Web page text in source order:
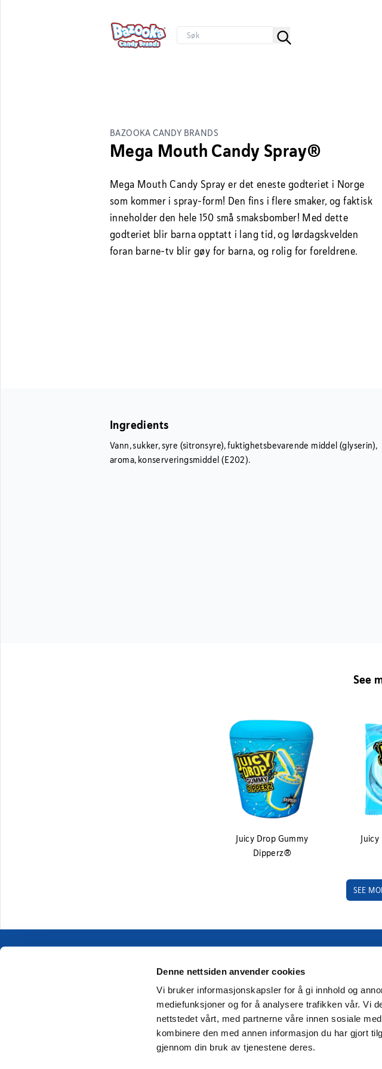
Denne nettsiden anvender cookies
Vi bruker informasjonskapsler for å gi innhold og
mediefunksjoner og for å analysere trafikken vår. Vi
nettstedet vårt, med partnerne våre innen sosiale
kombinere den med annen informasjon du har gjort
gjennom din bruk av tjenestene deres.
BAZOOKA CANDY BRANDS
Mega Mouth Candy Spray®
Mega Mouth Candy Spray er det eneste godteriet i Norge
som kommer i spray-form! Den fins i flere smaker, og faktisk
inneholder den hele 150 små smaksbomber! Med dette
godteriet blir barna opptatt i lang tid, og lørdagskvelden
foran barne-tv blir gøy for barna, og rolig for foreldrene.
Ingredients
Vann, sukker, syre (sitronsyre), fuktighetsbevarende middel (glyserin),
aroma, konserveringsmiddel (E202).
See
Juicy Drop Gummy
Dipperz®
SEE
certain days in connection
and the joint summer
bridge days.
Switchboard
(unattended)
Postal address
N-1601 Fredrikstad
LinkedIn